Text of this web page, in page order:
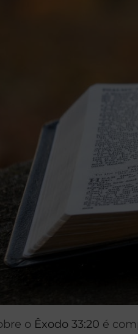
o Êxodo 33:20 é